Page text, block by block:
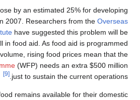
Total food import bills rose by an
countries in 2007.
Development Institutehave suggested
worsened by a likely fall in food aid. As
by budget rather than volume, rising food
World Food Programme (WFP) needs
just to sustain
To ensure that food remains